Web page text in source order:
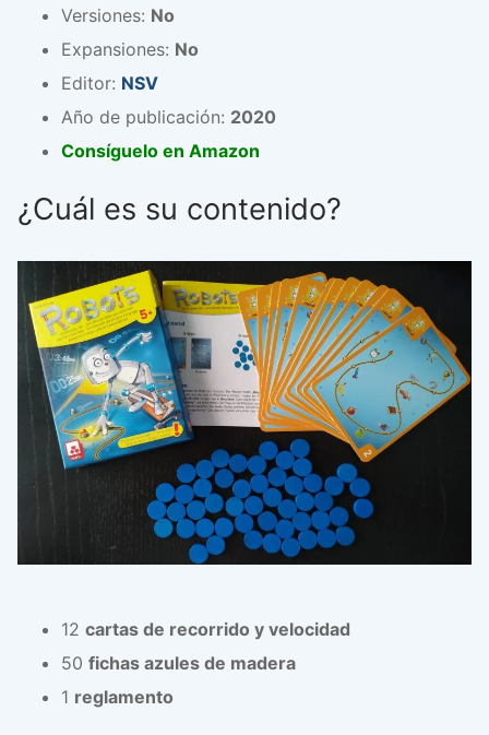
Versiones: No
Expansiones: No
Editor: NSV
Año de publicación: 2020
Consíguelo en Amazon
¿Cuál es su contenido?
12 cartas de recorrido y velocidad
50 fichas azules de madera
1 reglamento